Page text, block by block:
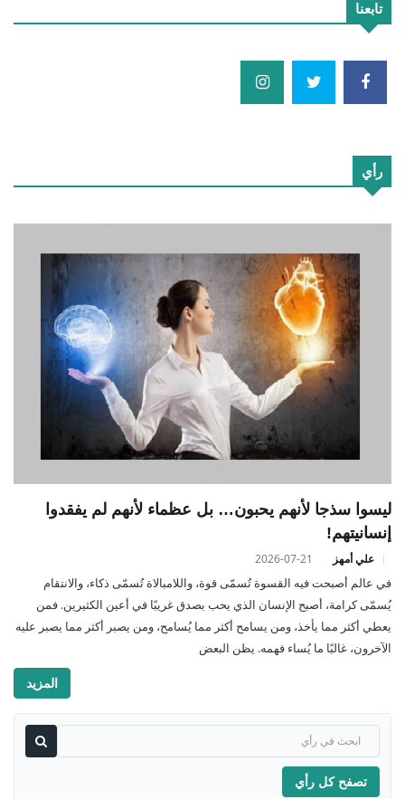
تابعنا
رأي
ليسوا سذجا لأنهم يحبون… بل عظماء لأنهم لم يفقدوا
إنسانيتهم!
علي أمهز 2026-07-21
في عالم أصبحت فيه القسوة تُسمّى قوة، واللامبالاة تُسمّى ذكاء، والانتقام
يُسمّى كرامة، أصبح الإنسان الذي يحب بصدق غريبًا في أعين الكثيرين. فمن
يعطي أكثر مما يأخذ، ومن يسامح أكثر مما يُسامح، ومن يصبر أكثر مما يصبر عليه
الآخرون، غالبًا ما يُساء فهمه. يظن البعض
المزيد
تصفح كل رأي